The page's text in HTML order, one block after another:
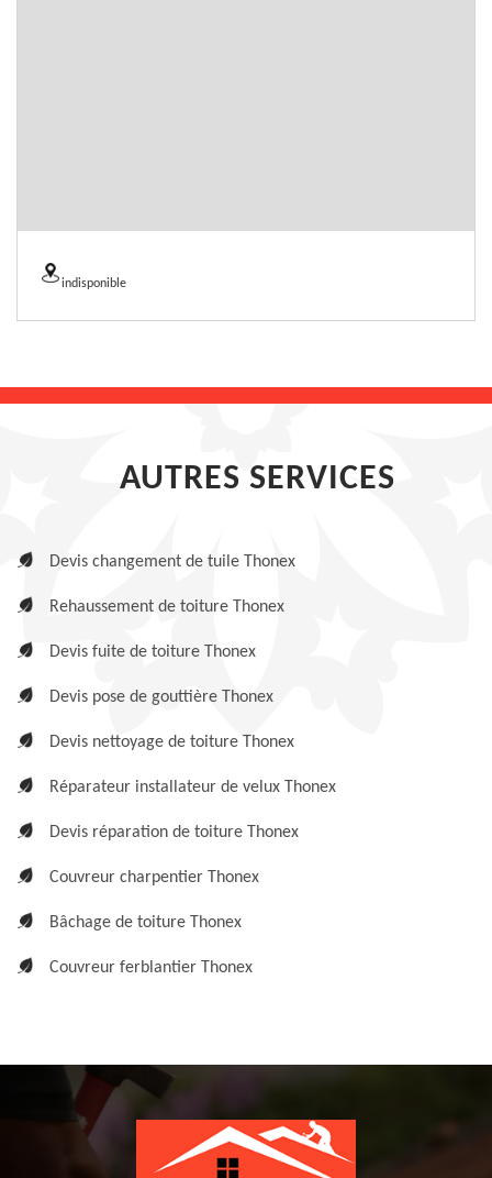
indisponible
AUTRES SERVICES
Devis changement de tuile Thonex
Rehaussement de toiture Thonex
Devis fuite de toiture Thonex
Devis pose de gouttière Thonex
Devis nettoyage de toiture Thonex
Réparateur installateur de velux Thonex
Devis réparation de toiture Thonex
Couvreur charpentier Thonex
Bâchage de toiture Thonex
Couvreur ferblantier Thonex